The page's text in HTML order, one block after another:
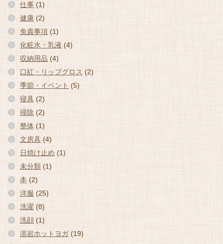
仕事 (1)
健康 (2)
免責事項 (1)
化粧水・乳液 (4)
収納用品 (4)
口紅・リップグロス (2)
季節・イベント (5)
寝具 (2)
掃除 (2)
整体 (1)
文房具 (4)
日焼け止め (1)
未分類 (1)
本 (2)
洋服 (25)
洗濯 (8)
洗顔 (1)
溶岩ホットヨガ(19)